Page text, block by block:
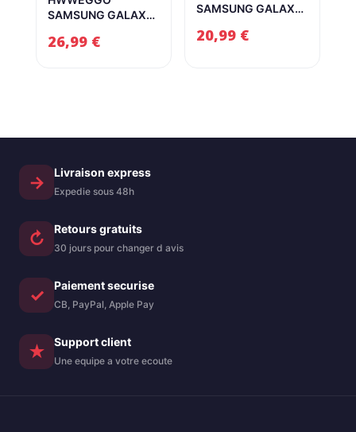
SAMSUNG GALAXY
Kickstand,
translucide Black
26,99 €
SAMSUNG GALAXY
(compatible avec
20,99 €
→ Livraison express
Expedie sous 48h
↻ Retours gratuits
30 jours pour changer d avis
✓ Paiement securise
CB, PayPal, Apple Pay
★ Support client
Une equipe a votre ecoute